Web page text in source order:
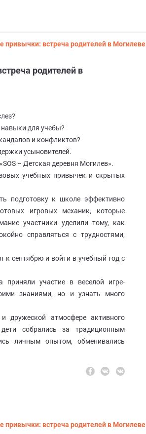
привычки: встреча родителей в Могилеве
родителей в
для учебы?
и конфликтов?
усыновителей.
– Детская деревня Могилев».
учебных привычек и скрытых
подготовку к школе эффективно
игровых механик, которые
участники уделили тому, как
справляться с трудностями,
к сентябрю и войти в учебный год с
приняли участие в веселой игре-
знаниями, но и узнать много
дружеской атмосфере активного
собрались за традиционным
личным опытом, обменивались
привычки: встреча родителей в Могилеве